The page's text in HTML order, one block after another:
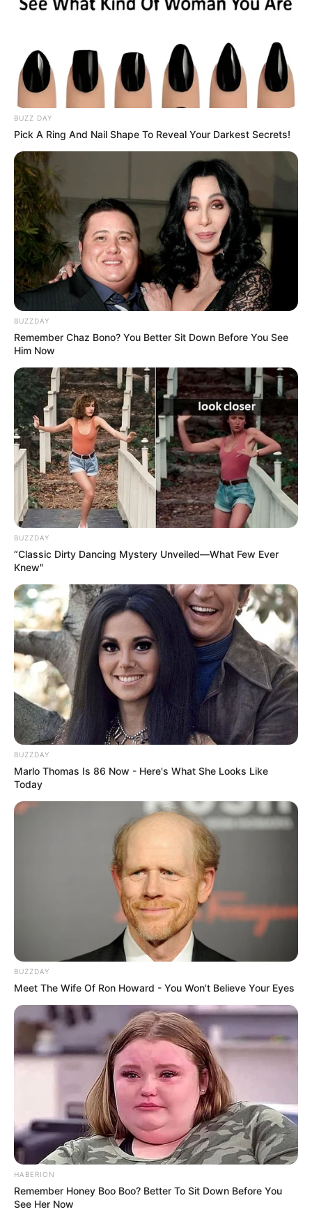
BUZZ DAY
Pick A Ring And Nail Shape To Reveal Your Darkest Secrets!
BUZZDAY
Remember Chaz Bono? You Better Sit Down Before You See
Him Now
BUZZDAY
“Classic Dirty Dancing Mystery Unveiled—What Few Ever
Knew"
BUZZDAY
Marlo Thomas Is 86 Now - Here's What She Looks Like
Today
BUZZDAY
Meet The Wife Of Ron Howard - You Won't Believe Your Eyes
HABERION
Remember Honey Boo Boo? Better To Sit Down Before You
See Her Now